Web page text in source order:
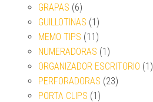
GRAPAS (6)
GUILLOTINAS (1)
MEMO TIPS (11)
NUMERADORAS (1)
ORGANIZADOR ESCRITORIO (1)
PERFORADORAS (23)
PORTA CLIPS (1)